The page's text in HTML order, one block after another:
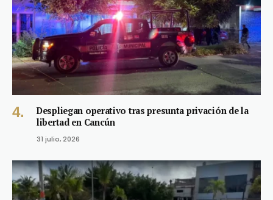
Despliegan operativo tras presunta privación de la
libertad en Cancún
31 julio, 2026